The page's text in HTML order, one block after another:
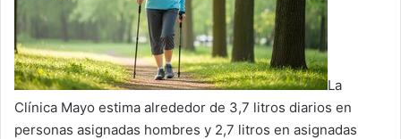
La
Clínica Mayo estima alrededor de 3,7 litros diarios en
personas asignadas hombres y 2,7 litros en asignadas